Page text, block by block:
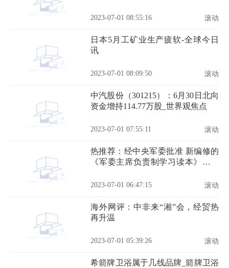
2023-07-01 08:55:16 滚动
日本5月工矿业生产疲软-全球今日
讯
2023-07-01 08:09:50 滚动
中汽股份（301215）：6月30日北向
资金增持114.77万股_世界观焦点
2023-07-01 07:55:11 滚动
热推荐：经中央军委批准 新编修的
《军委主席负责制学习读本》印发
2023-07-01 06:47:15 滚动
海外网评：中非来“湘”会，经贸热
再升温
2023-07-01 05:39:26 滚动
希箭牌卫浴属于几线品牌_箭牌卫浴